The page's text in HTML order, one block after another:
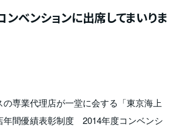
ベンションに出席してまいりま
専業代理店が一堂に会する「東京海上
間優績表彰制度 2014年度コンベンシ